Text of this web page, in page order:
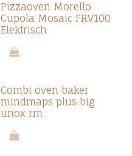
Pizzaoven Morello
Cupola Mosaic FRV100
Elektrisch
Combi oven baker
mindmaps plus big
unox rm